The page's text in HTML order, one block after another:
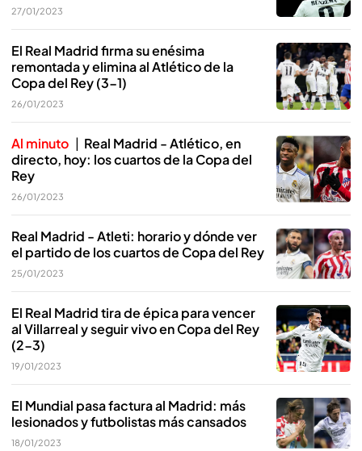
27/01/2023
El Real Madrid firma su enésima
remontada y elimina al Atlético de la
Copa del Rey (3-1)
26/01/2023
Al minuto
Real Madrid - Atlético, en
directo, hoy: los cuartos de la Copa del
Rey
26/01/2023
Real Madrid - Atleti: horario y dónde ver
el partido de los cuartos de Copa del Rey
25/01/2023
El Real Madrid tira de épica para vencer
al Villarreal y seguir vivo en Copa del Rey
(2-3)
19/01/2023
El Mundial pasa factura al Madrid: más
lesionados y futbolistas más cansados
18/01/2023